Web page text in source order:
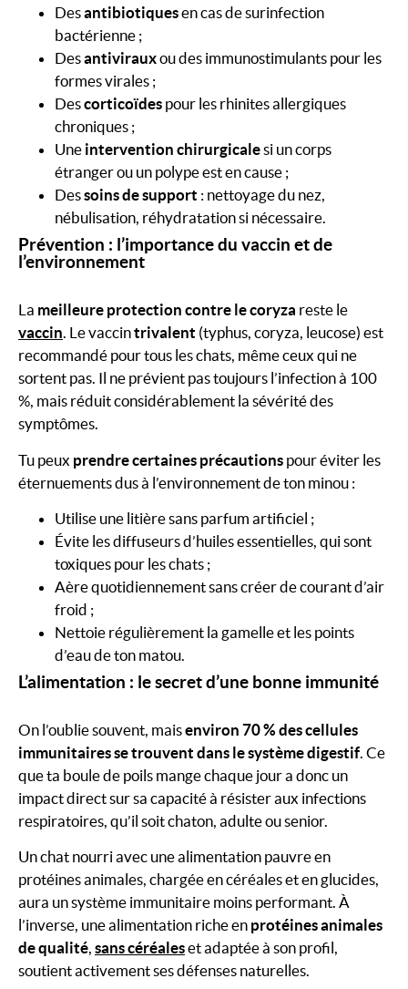
Desantibiotiquesen cas de surinfection
bactérienne ;
Desantivirauxou des immunostimulants pour les
formes virales ;
Descorticoïdes pour les rhinites allergiques
chroniques ;
Une intervention chirurgicalesi un corps
étranger ou un polype est en cause ;
Dessoins de support : nettoyage du nez,
nébulisation, réhydratation si nécessaire.
Prévention : l’importance du vaccin et de
l’environnement
La meilleure protection contre le coryza reste le
vaccin. Le vaccintrivalent (typhus, coryza, leucose) est
recommandé pour tous les chats, même ceux qui ne
sortent pas. Il ne prévient pas toujours l’infection à 100
%, mais réduit considérablement la sévérité des
symptômes.
Tu peux prendre certaines précautions pour éviter les
éternuements dus à l’environnement de ton minou :
Utilise une litière sans parfum artificiel ;
Évite les diffuseurs d’huiles essentielles, qui sont
toxiques pour les chats ;
Aère quotidiennement sans créer de courant d’air
froid ;
Nettoie régulièrement la gamelle et les points
d’eau de ton matou.
L’alimentation : le secret d’une bonne immunité
On l’oublie souvent, maisenviron 70 % des cellules
immunitaires se trouvent dans le système digestif. Ce
que ta boule de poils mange chaque jour a donc un
impact direct sur sa capacité à résister aux infections
respiratoires, qu’il soit chaton, adulte ou senior.
Un chat nourri avec une alimentation pauvre en
protéines animales, chargée en céréales et en glucides,
aura un système immunitaire moins performant. À
l’inverse, une alimentation riche en protéines animales
de qualité, sans céréaleset adaptée à son profil,
soutient activement ses défenses naturelles.